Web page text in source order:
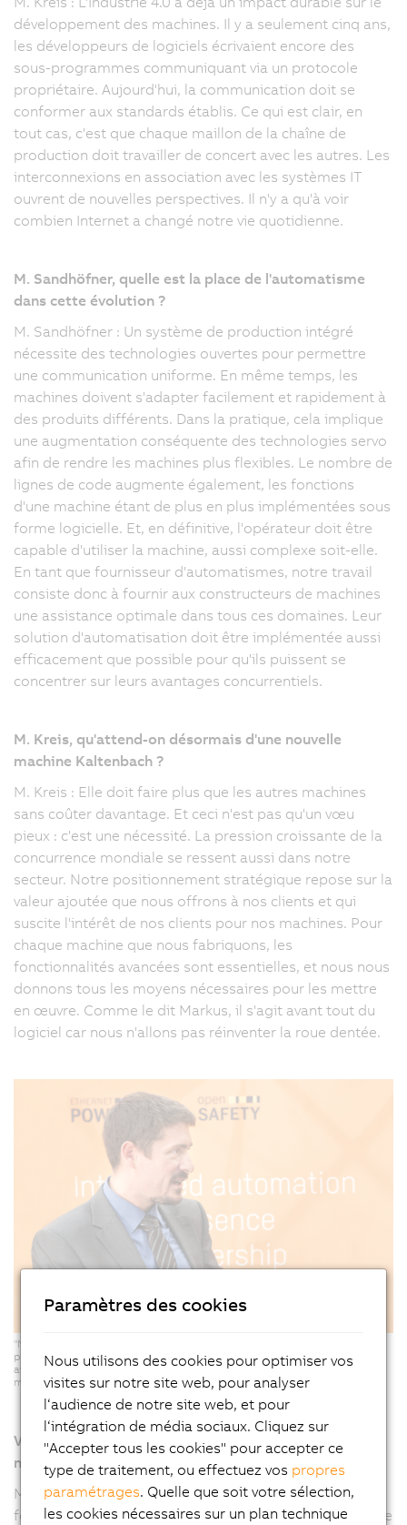
développement des machines. Il y a seulement cinq ans,
les développeurs de logiciels écrivaient encore des
sous-programmes communiquant via un protocole
propriétaire. Aujourd'hui, la communication doit se
conformer aux standards établis. Ce qui est clair, en
tout cas, c'est que chaque maillon de la chaîne de
production doit travailler de concert avec les autres. Les
interconnexions en association avec les systèmes IT
ouvrent de nouvelles perspectives. Il n'y a qu'à voir
combien Internet a changé notre vie quotidienne.
M. Sandhöfner, quelle est la place de l'automatisme
dans cette évolution ?
M. Sandhöfner : Un système de production intégré
nécessite des technologies ouvertes pour permettre
une communication uniforme. En même temps, les
machines doivent s'adapter facilement et rapidement à
des produits différents. Dans la pratique, cela implique
une augmentation conséquente des technologies servo
afin de rendre les machines plus flexibles. Le nombre de
lignes de code augmente également, les fonctions
d'une machine étant de plus en plus implémentées sous
forme logicielle. Et, en définitive, l'opérateur doit être
capable d'utiliser la machine, aussi complexe soit-elle.
En tant que fournisseur d'automatismes, notre travail
consiste donc à fournir aux constructeurs de machines
une assistance optimale dans tous ces domaines. Leur
solution d'automatisation doit être implémentée aussi
efficacement que possible pour qu'ils puissent se
concentrer sur leurs avantages concurrentiels.
M. Kreis, qu'attend-on désormais d'une nouvelle
machine Kaltenbach ?
M. Kreis : Elle doit faire plus que les autres machines
sans coûter davantage. Et ceci n'est pas qu'un vœu
pieux : c'est une nécessité. La pression croissante de la
concurrence mondiale se ressent aussi dans notre
secteur. Notre positionnement stratégique repose sur la
valeur ajoutée que nous offrons à nos clients et qui
suscite l'intérêt de nos clients pour nos machines. Pour
chaque machine que nous fabriquons, les
fonctionnalités avancées sont essentielles, et nous nous
donnons tous les moyens nécessaires pour les mettre
en œuvre. Comme le dit Markus, il s'agit avant tout du
logiciel car nous n'allons pas réinventer la roue dentée.
"Nous n'y serions pas parvenus sans mapp. Nos équipes ont vraiment
perçu le gain de temps. Et nous ne parlons pas de 5 % ou de 10 % : nous
avons triplé notre vitesse de développement", se félicite Michael Kreis,
membre de la direction (R&D) de Kaltenbach.
Votre équipe de développement doit-elle relever de
nouveaux challenges ?
M. Kreis : Nous devons implémenter bien plus de
fonctions qu'auparavant sous forme logicielle. En même
Paramètres des cookies
Nous utilisons des cookies pour optimiser vos
visites sur notre site web, pour analyser
l‘audience de notre site web, et pour
l‘intégration de média sociaux. Cliquez sur
"Accepter tous les cookies" pour accepter ce
type de traitement, ou effectuez vos propres
paramétrages. Quelle que soit votre sélection,
les cookies nécessaires sur un plan technique